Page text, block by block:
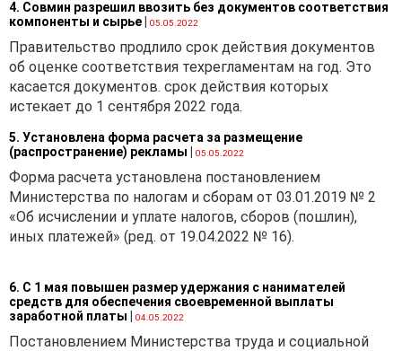
4. Совмин разрешил ввозить без документов соответствия
компоненты и сырье
05.05.2022
Правительство продлило срок действия документов
об оценке соответствия техрегламентам на год. Это
касается документов. срок действия которых
истекает до 1 сентября 2022 года.
5. Установлена форма расчета за размещение
(распространение) рекламы
05.05.2022
Форма расчета установлена постановлением
Министерства по налогам и сборам от 03.01.2019 № 2
«Об исчислении и уплате налогов, сборов (пошлин),
иных платежей» (ред. от 19.04.2022 № 16).
6. С 1 мая повышен размер удержания с нанимателей
средств для обеспечения своевременной выплаты
заработной платы
04.05.2022
Постановлением Министерства труда и социальной